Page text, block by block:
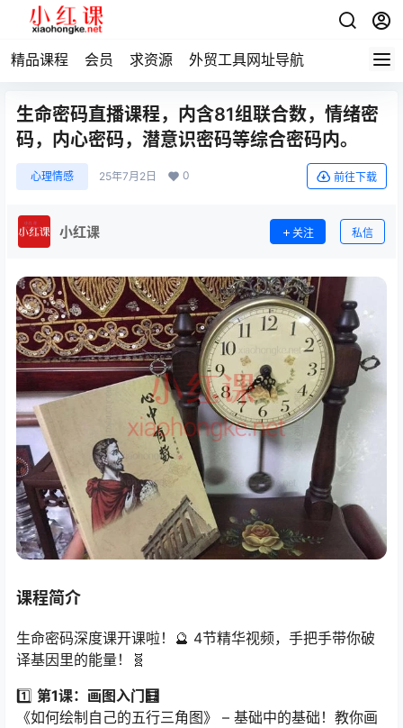
精品课程 会员 求资源 外贸工具网址导航
生命密码直播课程，内含81组联合数，情绪密
码，内心密码，潜意识密码等综合密码内。
心理情感 25年7月2日 0 前往下载
小红课 关注 私信
课程简介
生命密码深度课开课啦！🔮 4节精华视频，手把手带你破
译基因里的能量！🧬
1️⃣ ​ 第1课：画图入门🧮
《如何绘制自己的五行三角图》 – 基础中的基础！教你画